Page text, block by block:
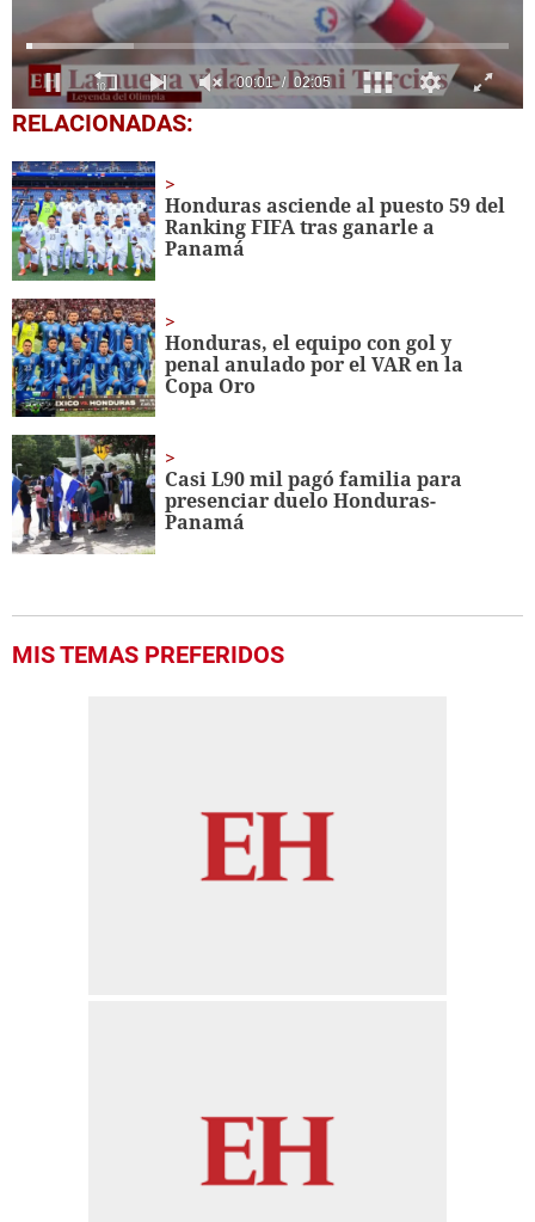
0
seconds
2
minutes,
5
seconds
RELACIONADAS:
Honduras asciende al puesto 59 del
Ranking FIFA tras ganarle a
Panamá
Honduras, el equipo con gol y
penal anulado por el VAR en la
Copa Oro
Casi L90 mil pagó familia para
presenciar duelo Honduras-
Panamá
MIS TEMAS PREFERIDOS